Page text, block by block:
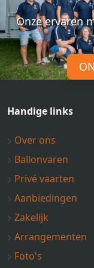
Onze ervaren
Handige links
Over ons
Ballonvaren
Privé vaarten
Aanbiedingen
Zakelijk
Arrangementen
Foto's